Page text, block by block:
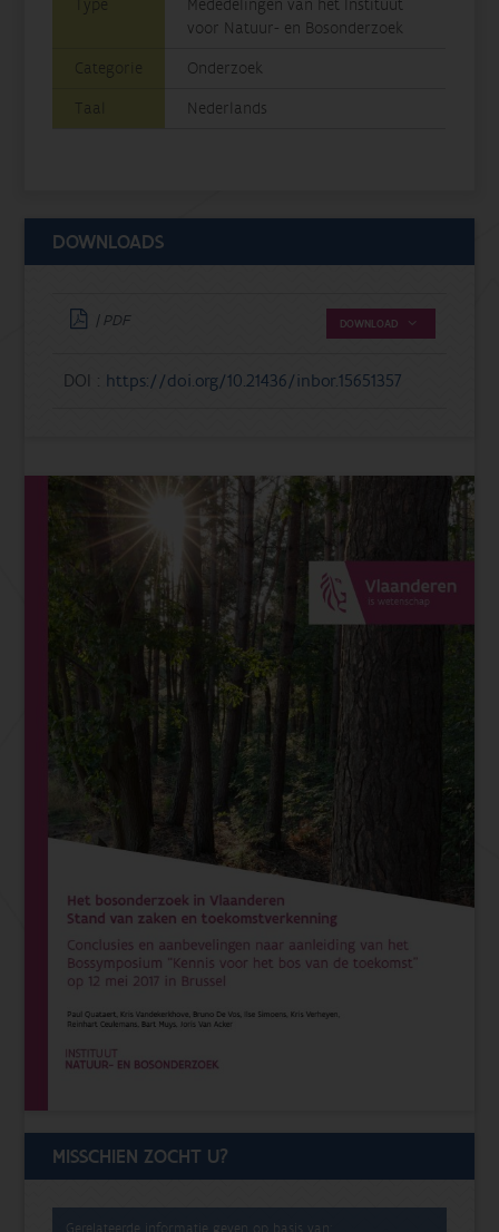
Type
Mededelingen van het Instituut
voor Natuur- en Bosonderzoek
Categorie
Onderzoek
Taal
Nederlands
DOWNLOADS
| PDF DOWNLOAD
DOI : https://doi.org/10.21436/inbor.15651357
MISSCHIEN ZOCHT U?
Gerelateerde informatie geven op basis van: